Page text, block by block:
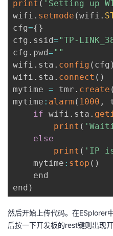
print ( 'Setting up
wifi . setmode (wifi .
cfg={}
cfg . ssid="TP-
cfg . pwd=""
wifi . sta . config ( cfg )
wifi . sta . connect ( )
mytime = tmr . create (
mytime : alarm ( 1000 ,
if wifi . sta .
print (
else
print ( 'IP
    mytime
: stop ( )
    end
end )
然后开始上传代码。在ESplorer
后按一下开发板的rest键则出现